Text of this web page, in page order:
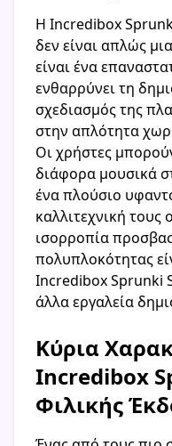
Η Incredibox
δεν είναι απλώς
είναι ένα
ενθαρρύνει τη
σχεδιασμός της
στην απλότητα
Οι χρήστες
διάφορα μουσικά
ένα πλούσιο
καλλιτεχνική
ισορροπία
πολυπλοκότητας
Incredibox Sprunki
άλλα εργαλεία
Κύρια
Incredibox
Φιλικής